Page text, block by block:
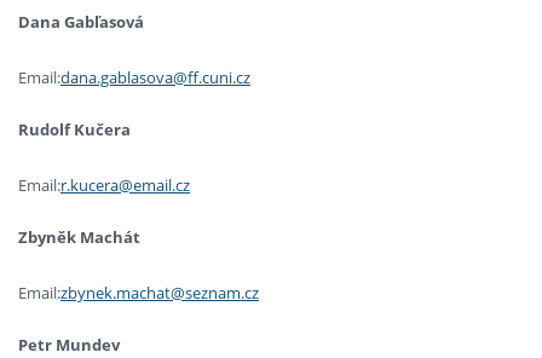
Dana Gabľasová
Email:dana.gablasova@ff.cuni.cz
Rudolf Kučera
Email:r.kucera@email.cz
Zbyněk Machát
Email:zbynek.machat@seznam.cz
Petr Mundev